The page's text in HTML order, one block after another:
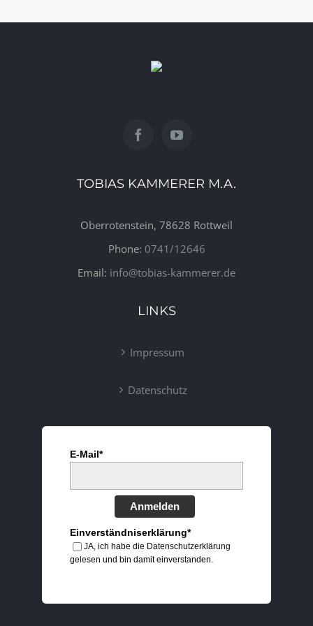
TOBIAS KAMMERER M.A.
Oberrotenstein, 78628 Rottweil
Phone: 0741/12646
Email: info@tobias-kammerer.de
LINKS
Impressum
Datenschutz
E-Mail*
Anmelden
Einverständniserklärung*
JA, ich habe die Datenschutzerklärung
gelesen und bin damit einverstanden.